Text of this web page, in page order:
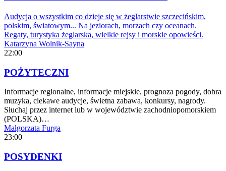
Audycja o wszystkim co dzieje się w żeglarstwie szczecińskim,
polskim, światowym... Na jeziorach, morzach czy oceanach.
Regaty, turystyka żeglarska, wielkie rejsy i morskie opowieści.
Katarzyna Wolnik-Sayna
22:00
POŻYTECZNI
Informacje regionalne, informacje miejskie, prognoza pogody, dobra
muzyka, ciekawe audycje, świetna zabawa, konkursy, nagrody.
Słuchaj przez internet lub w województwie zachodniopomorskiem
(POLSKA)…
Małgorzata Furga
23:00
POSYDENKI